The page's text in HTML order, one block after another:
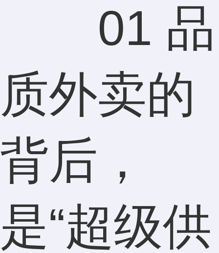
01 品
质外卖的
背后，
是“超级供